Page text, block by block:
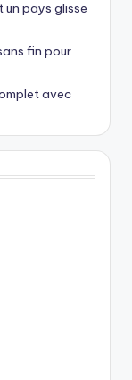
un pays glisse
fin pour
avec